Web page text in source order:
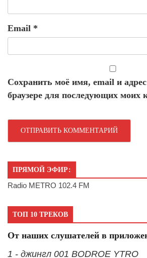
Email *
Сохранить моё имя, email и
браузере для последующих моих
ПРЯМОЙ ЭФИР:
Radio METRO 102.4 FM
ТОП 10 ТРЕКОВ
От наших слушателей в
1 - джингл 001 BODROE YTRO